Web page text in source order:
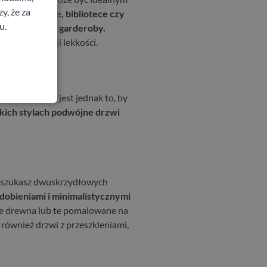
gabinecie, bibliotece czy
np. od garderoby.
aranżacji lekkości.
istotne jest jednak to, by
stylach podwójne drzwi
dwuskrzydłowych
i minimalistycznymi
drewna lub te pomalowane na
drzwi z przeszkleniami,
że za